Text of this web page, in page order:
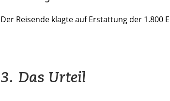
Der Reisende klagte auf Erstattung der 1.800
3. Das Urteil